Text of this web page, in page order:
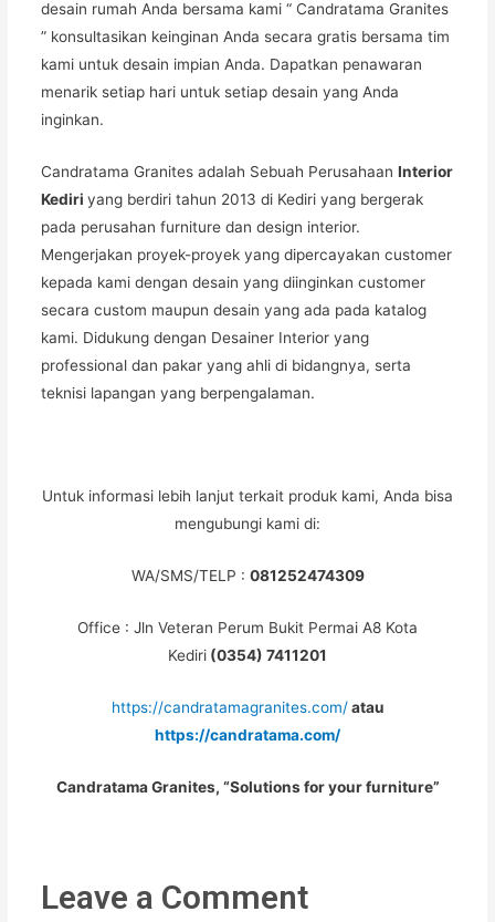
desain rumah Anda bersama kami “ Candratama Granites
” konsultasikan keinginan Anda secara gratis bersama tim
kami untuk desain impian Anda. Dapatkan penawaran
menarik setiap hari untuk setiap desain yang Anda
inginkan.
Candratama Granites adalah Sebuah PerusahaanInterior
Kediriyang berdiri tahun 2013 di Kediri yang bergerak
pada perusahan furniture dan design interior.
Mengerjakan proyek-proyek yang dipercayakan customer
kepada kami dengan desain yang diinginkan customer
secara custom maupun desain yang ada pada katalog
kami. Didukung dengan Desainer Interior yang
professional dan pakar yang ahli di bidangnya, serta
teknisi lapangan yang berpengalaman.
Untuk informasi lebih lanjut terkait produk kami, Anda bisa
mengubungi kami di:
WA/SMS/TELP : 081252474309
Office : Jln Veteran Perum Bukit Permai A8 Kota
Kediri (0354) 7411201
https://candratamagranites.com/atau
https://candratama.com/
Candratama Granites, “Solutions for your furniture”
Leave a Comment